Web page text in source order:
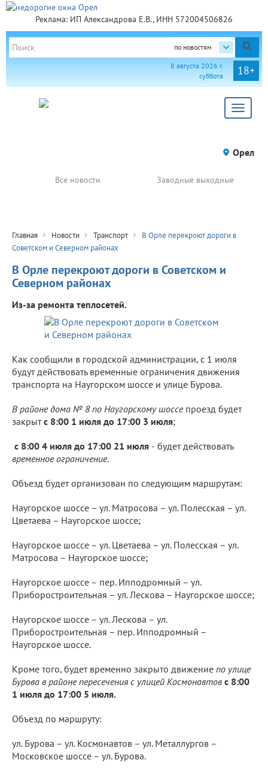
Реклама: ИП Александрова Е.В., ИНН 572004506826
по новостям
18+
8 августа 2026 г.
суббота
Toggle
Орел
Все новости Заводные выходные
Главная Новости Транспорт
В Орле перекроют дороги в
Советском и Северном районах
В Орле перекроют дороги в Советском и
Северном районах
Из-за ремонта теплосетей.
Как сообщили в городской администрации, с 1 июля
будут действовать временные ограничения движения
транспорта на Наугорском шоссе и улице Бурова.
В районе дома № 8 по Наугорскому шоссе проезд будет
закрытс 8:00 1 июля до 17:00 3 июля;
с 8:00 4 июля до 17:00 21 июля - будет действовать
временное ограничение.
Объезд будет организован по следующим маршрутам:
Наугорское шоссе – ул. Матросова – ул. Полесская – ул.
Цветаева – Наугорское шоссе;
Наугорское шоссе – ул. Цветаева – ул. Полесская – ул.
Матросова – Наугорское шоссе;
Наугорское шоссе – пер. Ипподромный – ул.
Приборостроительная – ул. Лескова – Наугорское шоссе;
Наугорское шоссе – ул. Лескова – ул.
Приборостроительная – пер. Ипподромный –
Наугорское шоссе.
Кроме того, будет временно закрыто движение по улице
Бурова в районе пересечения с улицей Космонавтов с 8:00
1 июля до 17:00 5 июля.
Объезд по маршруту:
ул. Бурова – ул. Космонавтов – ул. Металлургов –
Московское шоссе – ул. Бурова.